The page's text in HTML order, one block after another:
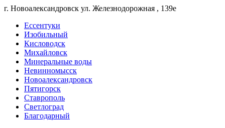
г. Новоалександровск ул. Железнодорожная , 139е
Ессентуки
Изобильный
Кисловодск
Михайловск
Минеральные воды
Невинномысск
Новоалександровск
Пятигорск
Ставрополь
Светлоград
Благодарный